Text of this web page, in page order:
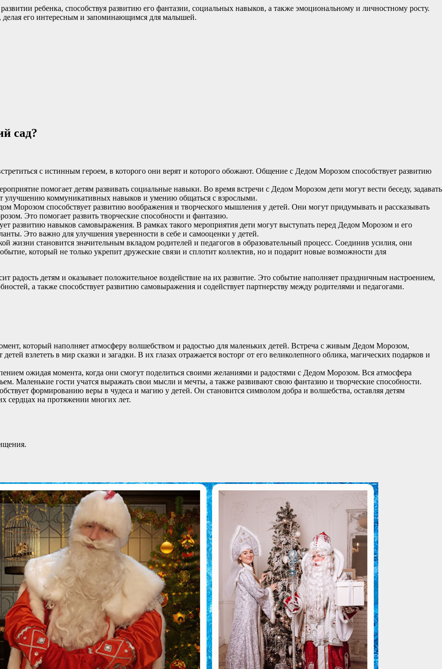
ребенка, способствуя развитию его фантазии, социальных навыков, а также эмоциональному и личностному росту.
делая его интересным и запоминающимся для малышей.
сад?
с истинным героем, в которого они верят и которого обожают. Общение с Дедом Морозом способствует развитию
помогает детям развивать социальные навыки. Во время встречи с Дедом Морозом дети могут вести беседу, задавать
улучшению коммуникативных навыков и умению общаться с взрослыми.
Морозом способствует развитию воображения и творческого мышления у детей. Они могут придумывать и рассказывать
Это помогает развить творческие способности и фантазию.
развитию навыков самовыражения. В рамках такого мероприятия дети могут выступать перед Дедом Морозом и его
Это важно для улучшения уверенности в себе и самооценки у детей.
жизни становится значительным вкладом родителей и педагогов в образовательный процесс. Соединив усилия, они
который не только укрепит дружеские связи и сплотит коллектив, но и подарит новые возможности для
радость детям и оказывает положительное воздействие на их развитие. Это событие наполняет праздничным настроением,
а также способствует развитию самовыражения и содействует партнерству между родителями и педагогами.
который наполняет атмосферу волшебством и радостью для маленьких детей. Встреча с живым Дедом Морозом,
взлететь в мир сказки и загадки. В их глазах отражается восторг от его великолепного облика, магических подарков и
ожидая момента, когда они смогут поделиться своими желаниями и радостями с Дедом Морозом. Вся атмосфера
Маленькие гости учатся выражать свои мысли и мечты, а также развивают свою фантазию и творческие способности.
формированию веры в чудеса и магию у детей. Он становится символом добра и волшебства, оставляя детям
сердцах на протяжении многих лет.